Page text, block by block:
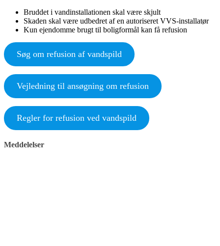
Bruddet i vandinstallationen skal være skjult
Skaden skal være udbedret af en autoriseret VVS-installatør
Kun ejendomme brugt til boligformål kan få refusion
Søg om refusion af vandspild
Vejledning til ansøgning om refusion
Regler for refusion ved vandspild
Meddelelser